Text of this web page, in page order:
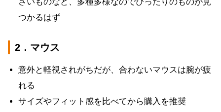
つかるはず
2．マウス
意外と軽視されがちだが、合わないマウスは腕が疲
れる
サイズやフィット感を比べてから購入を推奨